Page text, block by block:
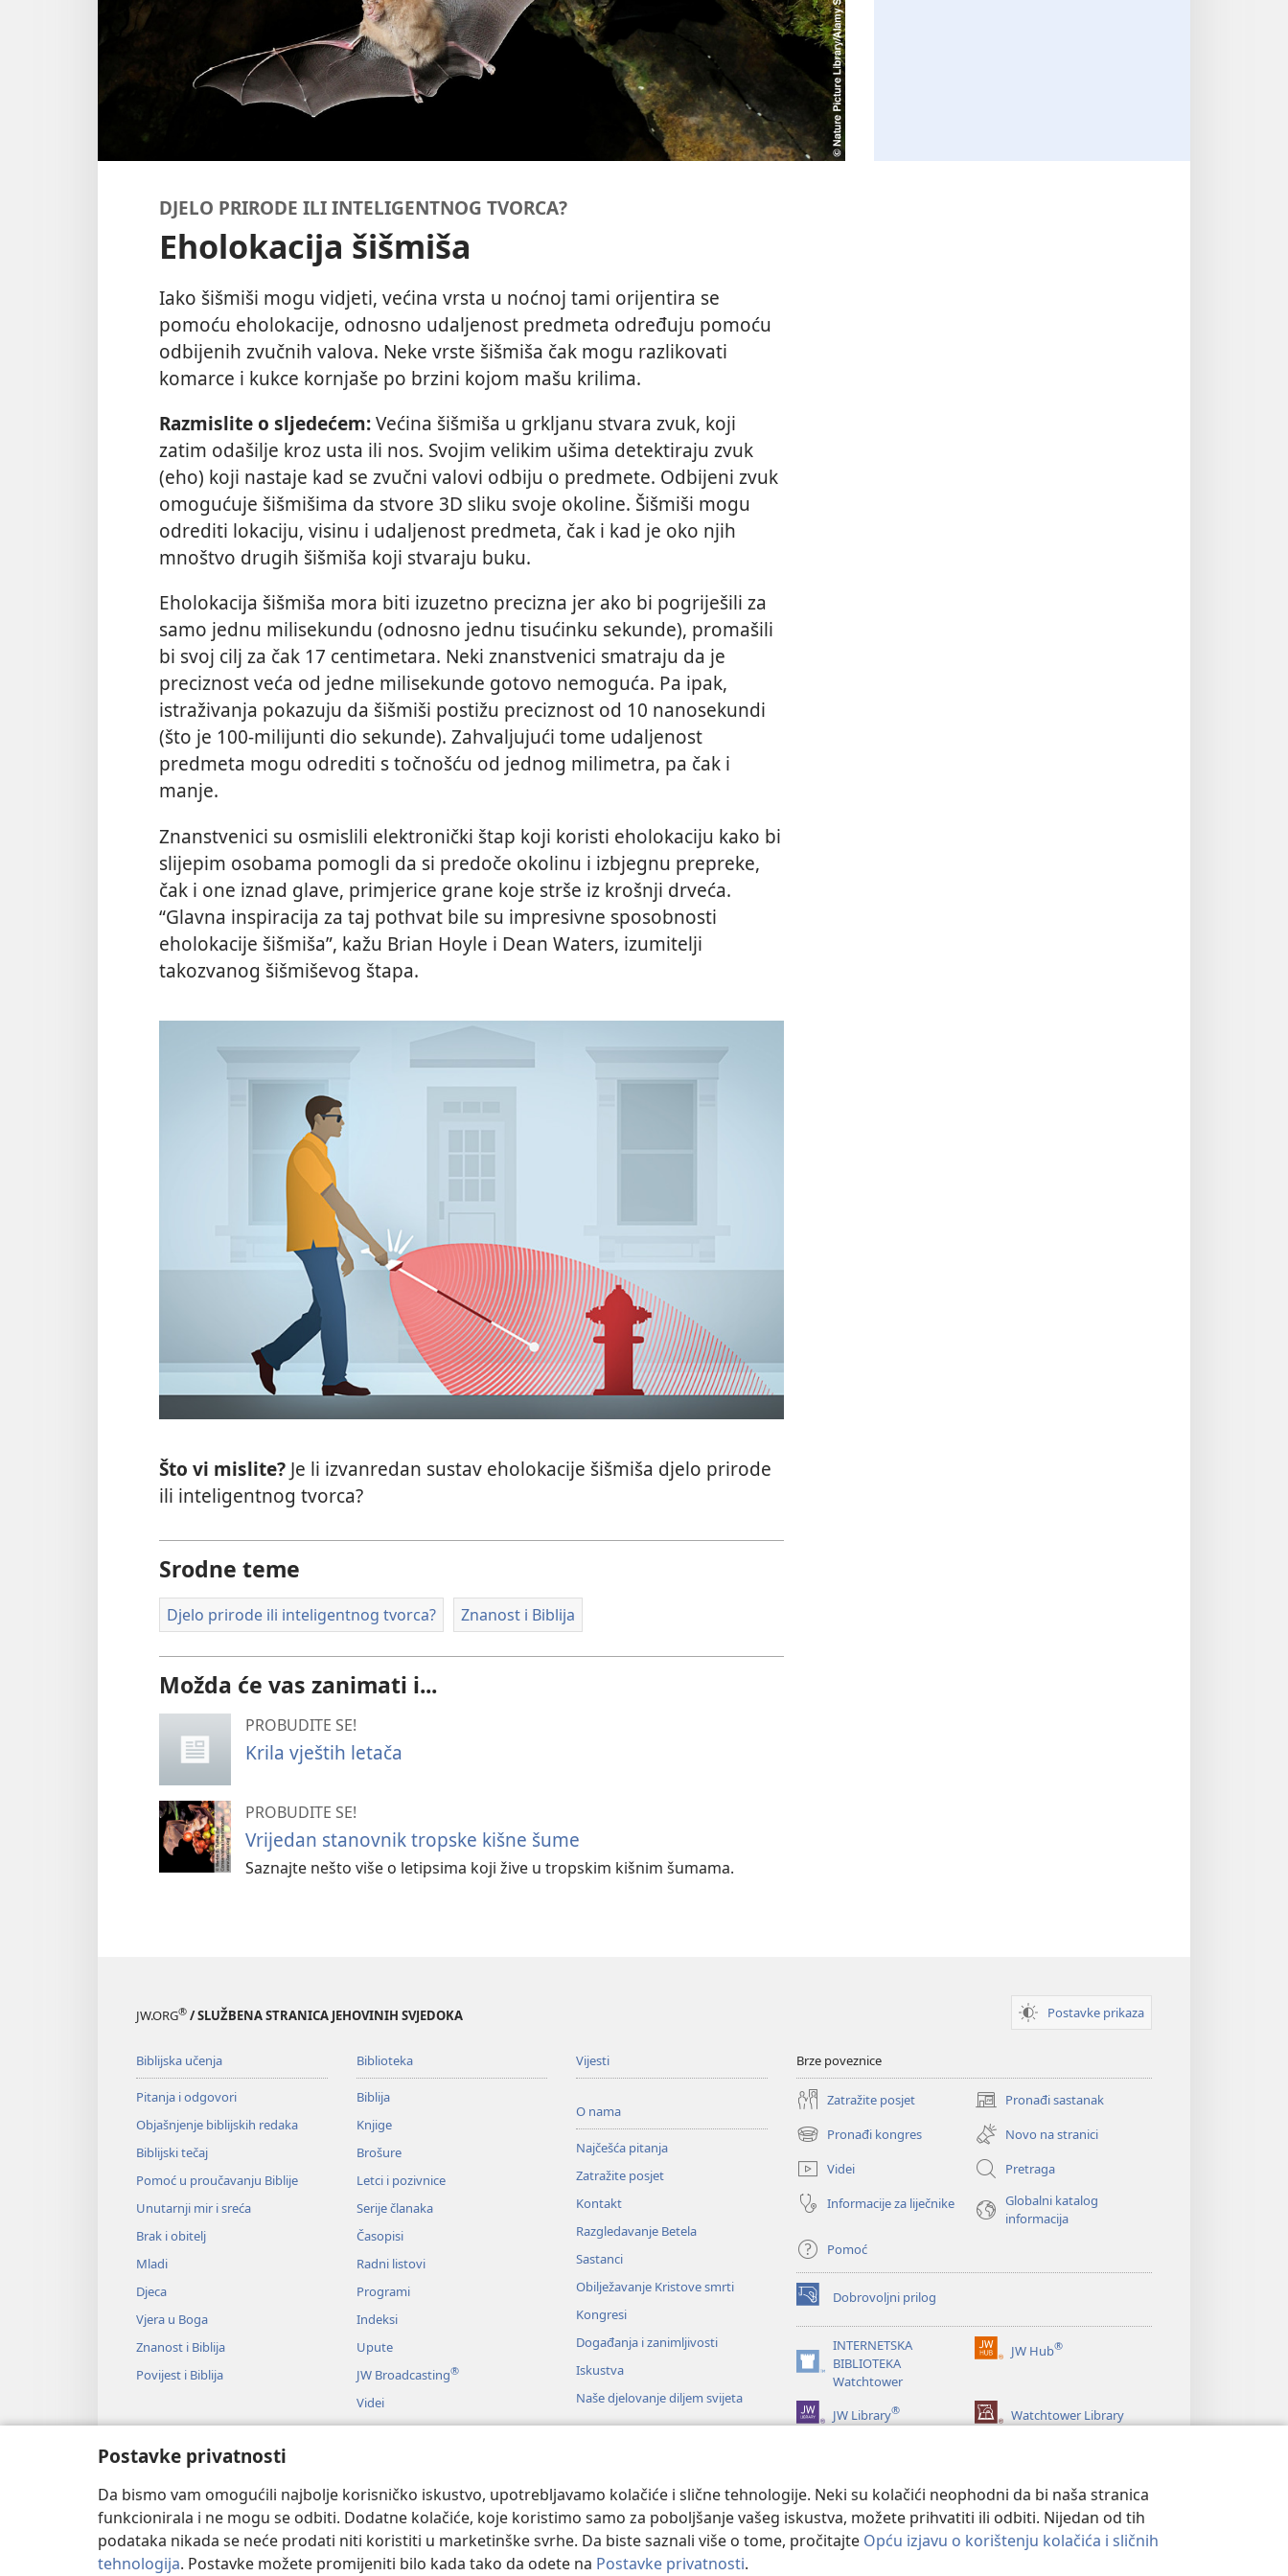
Postavke privatnosti
Da bismo vam omogućili najbolje korisničko iskustvo, upotrebljavamo kolačiće i slične tehnologije. Neki su kolačići neophodni da bi naša stranica
funkcionirala i ne mogu se odbiti. Dodatne kolačiće, koje koristimo samo za poboljšanje vašeg iskustva, možete prihvatiti ili odbiti. Nijedan od tih
podataka nikada se neće prodati niti koristiti u marketinške svrhe. Da biste saznali više o tome, pročitajte Opću izjavu o korištenju kolačića i sličnih
tehnologija. Postavke možete promijeniti bilo kada tako da odete na Postavke privatnosti.
DJELO PRIRODE ILI INTELIGENTNOG TVORCA?
Eholokacija šišmiša
Iako šišmiši mogu vidjeti, većina vrsta u noćnoj tami orijentira se
pomoću eholokacije, odnosno udaljenost predmeta određuju pomoću
odbijenih zvučnih valova. Neke vrste šišmiša čak mogu razlikovati
komarce i kukce kornjaše po brzini kojom mašu krilima.
Razmislite o sljedećem:Većina šišmiša u grkljanu stvara zvuk, koji
zatim odašilje kroz usta ili nos. Svojim velikim ušima detektiraju zvuk
(eho) koji nastaje kad se zvučni valovi odbiju o predmete. Odbijeni zvuk
omogućuje šišmišima da stvore 3D sliku svoje okoline. Šišmiši mogu
odrediti lokaciju, visinu i udaljenost predmeta, čak i kad je oko njih
mnoštvo drugih šišmiša koji stvaraju buku.
Eholokacija šišmiša mora biti izuzetno precizna jer ako bi pogriješili za
samo jednu milisekundu (odnosno jednu tisućinku sekunde), promašili
bi svoj cilj za čak 17 centimetara. Neki znanstvenici smatraju da je
preciznost veća od jedne milisekunde gotovo nemoguća. Pa ipak,
istraživanja pokazuju da šišmiši postižu preciznost od 10 nanosekundi
(što je 100-milijunti dio sekunde). Zahvaljujući tome udaljenost
predmeta mogu odrediti s točnošću od jednog milimetra, pa čak i
manje.
Znanstvenici su osmislili elektronički štap koji koristi eholokaciju kako bi
slijepim osobama pomogli da si predoče okolinu i izbjegnu prepreke,
čak i one iznad glave, primjerice grane koje strše iz krošnji drveća.
“Glavna inspiracija za taj pothvat bile su impresivne sposobnosti
eholokacije šišmiša”, kažu Brian Hoyle i Dean Waters, izumitelji
takozvanog šišmiševog štapa.
Što vi mislite? Je li izvanredan sustav eholokacije šišmiša djelo prirode
ili inteligentnog tvorca?
Srodne teme
Djelo prirode ili inteligentnog tvorca? Znanost i Biblija
Možda će vas zanimati i...
PROBUDITE SE!
Krila vještih letača
PROBUDITE SE!
Vrijedan stanovnik tropske kišne šume
Saznajte nešto više o letipsima koji žive u tropskim kišnim šumama.
JW.ORG® / SLUŽBENA STRANICA JEHOVINIH SVJEDOKA Postavke prikaza
Biblijska učenja
Pitanja i odgovori
Objašnjenje biblijskih redaka
Biblijski tečaj
Pomoć u proučavanju Biblije
Unutarnji mir i sreća
Brak i obitelj
Mladi
Djeca
Vjera u Boga
Znanost i Biblija
Povijest i Biblija
Biblioteka
Biblija
Knjige
Brošure
Letci i pozivnice
Serije članaka
Časopisi
Radni listovi
Programi
Indeksi
Upute
JW Broadcasting®
Videi
Glazba
Dramsko čitanje Biblije
Vijesti
O nama
Najčešća pitanja
Zatražite posjet
Kontakt
Razgledavanje Betela
Sastanci
Obilježavanje Kristove smrti
Kongresi
Događanja i zanimljivosti
Iskustva
Naše djelovanje diljem svijeta
Brze poveznice
Zatražite posjet Pronađi sastanak
(otvara
se
novi
prozor)
Pronađi kongres
(otvara
se
novi
prozor)
Novo na stranici
Videi
Pretraga
Informacije za liječnike
Globalni katalog
informacija
Pomoć
Dobrovoljni prilog
(otvara
se
prozor)
INTERNETSKA
BIBLIOTEKA
Watchtower
(otvara
novi
prozor)
JW Hub®
(otvara
prozor)
JW Library® Watchtower Library